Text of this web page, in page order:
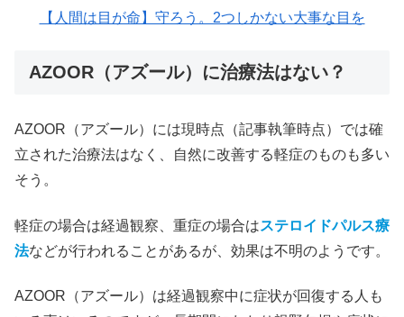
【人間は目が命】守ろう。2つしかない大事な目を
AZOOR（アズール）に治療法はない？
AZOOR（アズール）には現時点（記事執筆時点）では確
立された治療法はなく、自然に改善する軽症のものも多い
そう。
軽症の場合は経過観察、重症の場合はステロイドパルス療
法などが行われることがあるが、効果は不明のようです。
AZOOR（アズール）は経過観察中に症状が回復する人も